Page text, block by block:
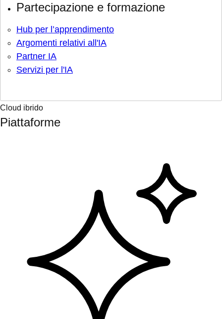
Partecipazione e formazione
Hub per l’apprendimento
Argomenti relativi all'IA
Partner IA
Servizi per l'IA
Cloud ibrido
Piattaforme